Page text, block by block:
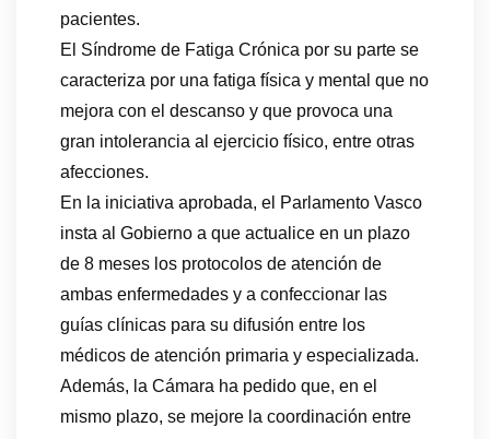
pacientes.
El Síndrome de Fatiga Crónica por su parte se
caracteriza por una fatiga física y mental que no
mejora con el descanso y que provoca una
gran intolerancia al ejercicio físico, entre otras
afecciones.
En la iniciativa aprobada, el Parlamento Vasco
insta al Gobierno a que actualice en un plazo
de 8 meses los protocolos de atención de
ambas enfermedades y a confeccionar las
guías clínicas para su difusión entre los
médicos de atención primaria y especializada.
Además, la Cámara ha pedido que, en el
mismo plazo, se mejore la coordinación entre